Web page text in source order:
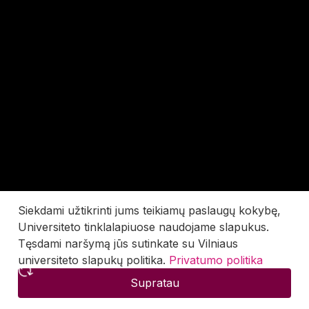
Siekdami užtikrinti jums teikiamų paslaugų kokybę,
Universiteto tinklalapiuose naudojame slapukus.
Tęsdami naršymą jūs sutinkate su Vilniaus
universiteto slapukų politika. Privatumo politika
Supratau